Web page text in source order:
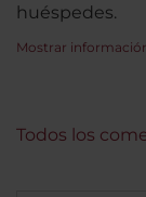
huéspedes.
Mostrar
Todos los